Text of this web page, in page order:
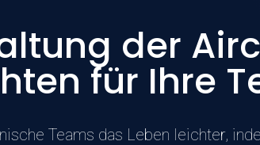
der
für Ihre
Teams das Leben leichter,